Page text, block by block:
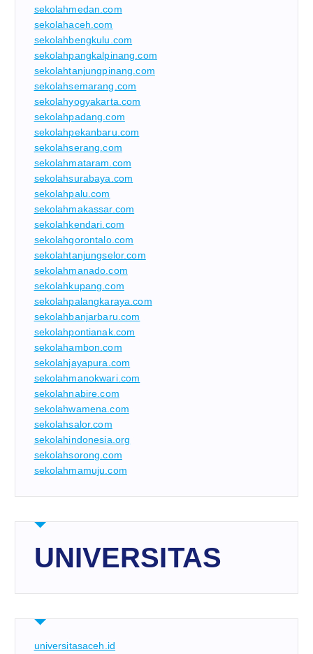
sekolahmedan.com
sekolahaceh.com
sekolahbengkulu.com
sekolahpangkalpinang.com
sekolahtanjungpinang.com
sekolahsemarang.com
sekolahyogyakarta.com
sekolahpadang.com
sekolahpekanbaru.com
sekolahserang.com
sekolahmataram.com
sekolahsurabaya.com
sekolahpalu.com
sekolahmakassar.com
sekolahkendari.com
sekolahgorontalo.com
sekolahtanjungselor.com
sekolahmanado.com
sekolahkupang.com
sekolahpalangkaraya.com
sekolahbanjarbaru.com
sekolahpontianak.com
sekolahambon.com
sekolahjayapura.com
sekolahmanokwari.com
sekolahnabire.com
sekolahwamena.com
sekolahsalor.com
sekolahindonesia.org
sekolahsorong.com
sekolahmamuju.com
UNIVERSITAS
universitasaceh.id